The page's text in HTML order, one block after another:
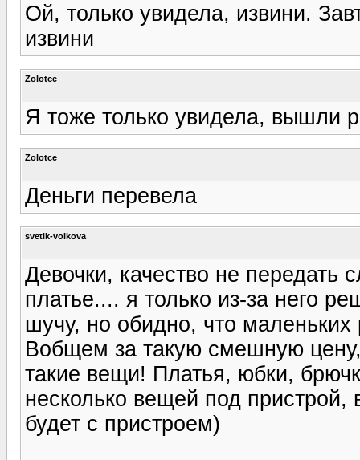
Ой, только увидела, извини.
извини
Zolotce
Я тоже только увидела, вышли
Zolotce
Деньги перевела
svetik-volkova
Девочки, качество не
платье.... я только из-за него
шучу, но обидно, что маленьких
Вобщем за такую смешную цену,
такие вещи! Платья, юбки,
несколько вещей под
будет с пристроем)